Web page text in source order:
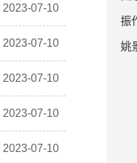
2023-07-10
2023-07-10
2023-07-10
2023-07-10
2023-07-10